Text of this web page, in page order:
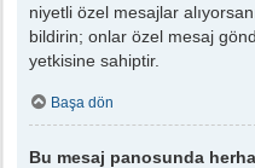
niyetli özel mesajlar
bildirin; onlar özel mesaj
yetkisine sahiptir.
Başa dön
Bu mesaj panosunda